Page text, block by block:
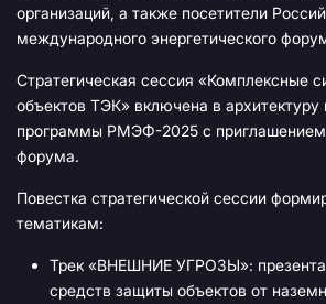
организаций, а также посетители
международного энергетического
Стратегическая сессия «Комплексные
объектов ТЭК» включена в архитектуру
программы РМЭФ-2025 с приглашением
форума.
Повестка стратегической сессии
тематикам:
Трек «ВНЕШНИЕ УГРОЗЫ»:
средств защиты объектов от